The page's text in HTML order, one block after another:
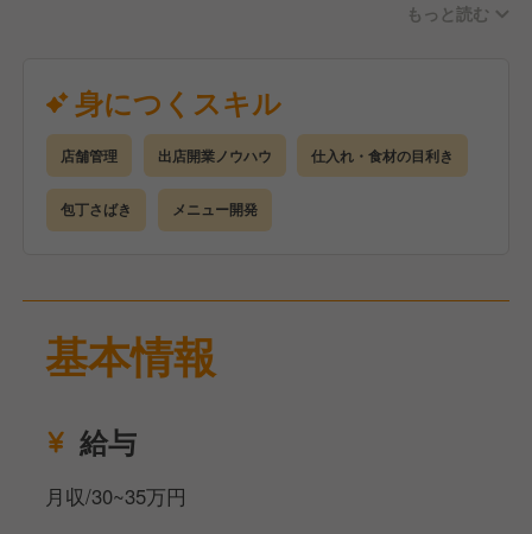
●食材の品質管理、在庫管理
●販促施策のプランニング、実施
ゆくゆくは多店舗管理・マネジメントを
目指したりするなどの貴方の成長に合わせた
キャリアアップも図れます。
もっと読む
身につくスキル
店舗管理 出店開業ノウハウ 仕入れ・食材の目利き
包丁さばき メニュー開発
基本情報
給与
月収/30~35万円